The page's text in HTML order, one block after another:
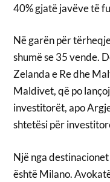
40% gjatë javëve të
Në garën për
shumë se 35 vende.
Zelanda e Re dhe
Maldivet, që po
investitorët, apo
shtetësi për
Një nga
është Milano.